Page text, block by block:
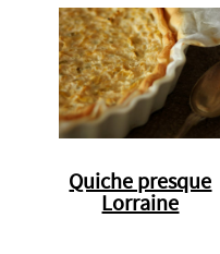
Quiche presque
Lorraine